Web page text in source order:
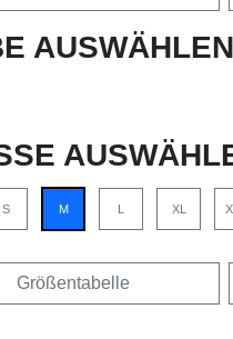
AUSWÄHLEN
S M L XL
Größentabelle